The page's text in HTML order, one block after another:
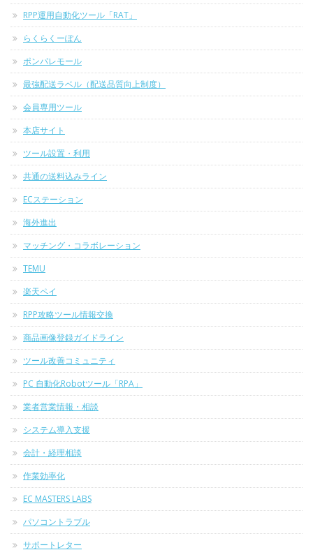
RPP運用自動化ツール「RAT」
らくらくーぽん
ポンパレモール
最強配送ラベル（配送品質向上制度）
会員専用ツール
本店サイト
ツール設置・利用
共通の送料込みライン
ECステーション
海外進出
マッチング・コラボレーション
TEMU
楽天ペイ
RPP攻略ツール情報交換
商品画像登録ガイドライン
ツール改善コミュニティ
PC 自動化Robotツール「RPA」
業者営業情報・相談
システム導入支援
会計・経理相談
作業効率化
EC MASTERS LABS
パソコントラブル
サポートレター